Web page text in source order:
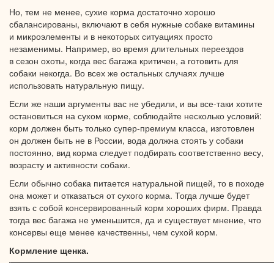
Но, тем не менее, сухие корма достаточно хорошо
сбалансированы, включают в себя нужные собаке витамины
и микроэлементы и в некоторых ситуациях просто
незаменимы. Например, во время длительных переездов
в сезон охоты, когда вес багажа критичен, а готовить для
собаки некогда. Во всех же остальных случаях лучше
использовать натуральную пищу.
Если же наши аргументы вас не убедили, и вы все-таки хотите
остановиться на сухом корме, соблюдайте несколько условий:
корм должен быть только супер-премиум класса, изготовлен
он должен быть не в России, вода должна стоять у собаки
постоянно, вид корма следует подбирать соответственно весу,
возрасту и активности собаки.
Если обычно собака питается натуральной пищей, то в походе
она может и отказаться от сухого корма. Тогда лучше будет
взять с собой консервированный корм хороших фирм. Правда
тогда вес багажа не уменьшится, да и существуетмнение, что
консервы еще менее качественны, чем сухой корм.
Кормление щенка.